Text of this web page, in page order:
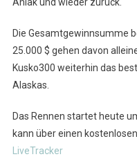
Die Gesamtgewinnsumme
25.000 $ gehen davon
Kusko300 weiterhin das
Alaskas.
Das Rennen startet heute
kann über einen
LiveTracker